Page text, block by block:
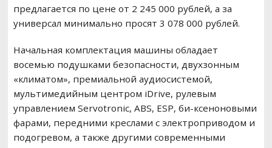
предлагается по цене от 2 245 000 рублей, а за
универсал минимально просят 3 078 000 рублей.
Начальная комплектация машины обладает
восемью подушками безопасности, двухзонным
«климатом», премиальной аудиосистемой,
мультимедийным центром iDrive, рулевым
управлением Servotronic, ABS, ESP, би-ксеноновыми
фарами, передними креслами с электроприводом и
подогревом, а также другими современными